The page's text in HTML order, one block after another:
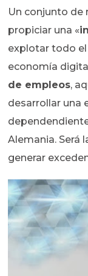
Un conjunto de
propiciar una «
explotar todo
economía
de empleos,
desarrollar una
Alemania. Será
generar